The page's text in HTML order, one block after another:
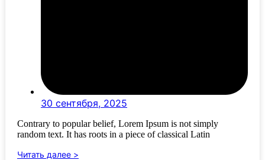
30 сентября, 2025
Contrary to popular belief, Lorem Ipsum is not simply
random text. It has roots in a piece of classical Latin
Читать далее >